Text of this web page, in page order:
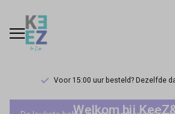
Voor 15:00 uur besteld? Dezelfde
Name Welkom bij